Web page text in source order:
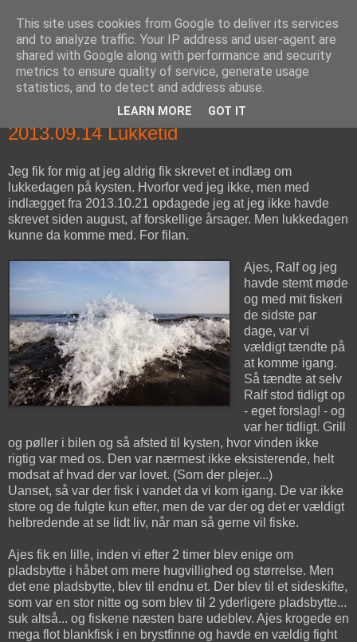
fiskedagbog.dk
Havørredfiskeri, tordenvejr og rav i (en skøn?) tre-enighed
lørdag den 14. september 2013
2013.09.14 Lukketid
Jeg fik for mig at jeg aldrig fik skrevet et indlæg om
lukkedagen på kysten. Hvorfor ved jeg ikke, men med
indlægget fra 2013.10.21 opdagede jeg at jeg ikke havde
skrevet siden august, af forskellige årsager. Men lukkedagen
kunne da komme med. For filan.
Ajes, Ralf og jeg
havde stemt møde
og med mit fiskeri
de sidste par
dage, var vi
vældigt tændte på
at komme igang.
Så tændte at selv
Ralf stod tidligt op
- eget forslag! - og
var her tidligt. Grill
og pøller i bilen og så afsted til kysten, hvor vinden ikke
rigtig var med os. Den var nærmest ikke eksisterende, helt
modsat af hvad der var lovet. (Som der plejer...)
Uanset, så var der fisk i vandet da vi kom igang. De var ikke
store og de fulgte kun efter, men de var der og det er vældigt
helbredende at se lidt liv, når man så gerne vil fiske.
Ajes fik en lille, inden vi efter 2 timer blev enige om
pladsbytte i håbet om mere hugvillighed og størrelse. Men
det ene pladsbytte, blev til endnu et. Der blev til et sideskifte,
som var en stor nitte og som blev til 2 yderligere pladsbytte...
suk altså... og fiskene næsten bare udeblev. Ajes krogede en
mega flot blankfisk i en brystfinne og havde en vældig fight
This site uses cookies from Google to deliver its services
and to analyze traffic. Your IP address and user-agent are
shared with Google along with performance and security
metrics to ensure quality of service, generate usage
statistics, and to detect and address abuse.
LEARN MORE GOT IT